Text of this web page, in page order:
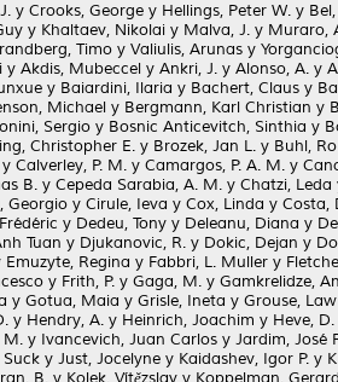
y Crooks, George y Hellings, Peter W. y
y Khaltaev, Nikolai y Malva, J. y Muraro,
Timo y Valiulis, Arunas y
y Akdis, Mubeccel y Ankri, J. y Alonso, A. y
y Baiardini, Ilaria y Bachert, Claus y
Michael y Bergmann, Karl Christian y
Sergio y Bosnic Anticevitch, Sinthia y
Christopher E. y Brozek, Jan L. y Buhl,
y Calverley, P. M. y Camargos, P. A. M. y
B. y Cepeda Sarabia, A. M. y Chatzi, Leda
Georgio y Cirule, Ieva y Cox, Linda y Costa,
y Dedeu, Tony y Deleanu, Diana y
Tuan y Djukanovic, R. y Dokic, Dejan y
Emuzyte, Regina y Fabbri, L. Muller y
y Frith, P. y Gaga, M. y Gamkrelidze,
y Gotua, Maia y Grisle, Ineta y Grouse,
y Hendry, A. y Heinrich, Joachim y Heve, D.
M. y Ivancevich, Juan Carlos y Jardim, José
Suck y Just, Jocelyne y Kaidashev, Igor P. y